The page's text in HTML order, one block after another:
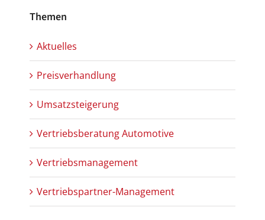
Themen
Aktuelles
Preisverhandlung
Umsatzsteigerung
Vertriebsberatung Automotive
Vertriebsmanagement
Vertriebspartner-Management